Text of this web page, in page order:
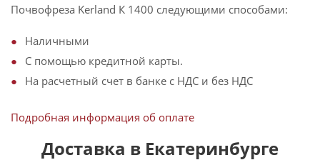
Почвофреза Kerland К 1400 следующими способами:
Наличными
С помощью кредитной карты.
На расчетный счет в банке с НДС и без НДС
Подробная информация об оплате
Доставка в Екатеринбурге